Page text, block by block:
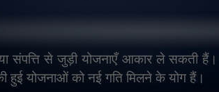
संपत्ति से जुड़ी योजनाएँ आकार ले सकती हैं।
हुई योजनाओं को नई गति मिलने के योग हैं।